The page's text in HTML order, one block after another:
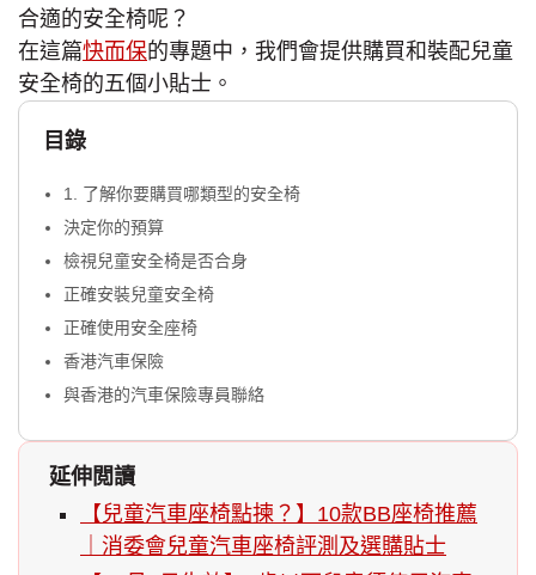
合適的安全椅呢？
在這篇快而保的專題中，我們會提供購買和裝配兒童
安全椅的五個小貼士。
目錄
1. 了解你要購買哪類型的安全椅
決定你的預算
檢視兒童安全椅是否合身
正確安裝兒童安全椅
正確使用安全座椅
香港汽車保險
與香港的汽車保險專員聯絡
延伸閲讀
【兒童汽車座椅點揀？】10款BB座椅推薦
｜消委會兒童汽車座椅評測及選購貼士